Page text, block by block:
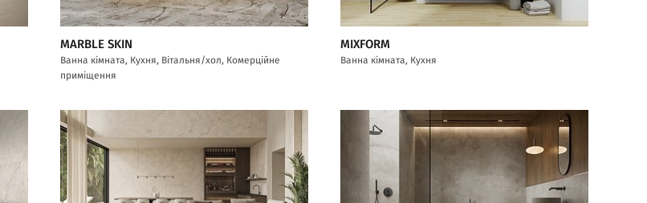
MARBLE SKIN
Ванна кімната, Кухня, Вітальня/хол, Комерційне
приміщення
MIXFORM
Ванна кімната, Кухня